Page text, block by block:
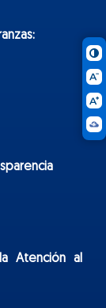
Atención al